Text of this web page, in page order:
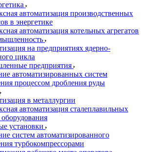
автоматизация производственных
в энергетике
автоматизация котельных агрегатов
на предприятиях ядерно-
цикла
предприятия
автоматизированных систем
процессом дробления руды
в металлургии
автоматизация сталеплавильных
установки
систем автоматизированного
турбокомпрессорами